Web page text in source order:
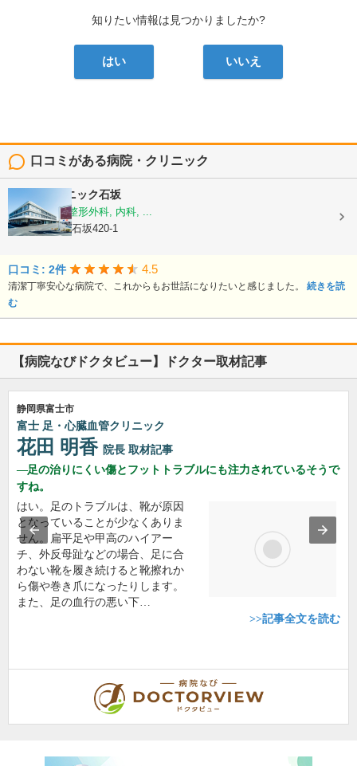
知りたい情報は見つかりましたか?
はい いいえ
口コミがある病院・クリニック
ももはクリニック石坂
脳神経外科, 整形外科, 内科, ...
静岡県富士市石坂420-1
口コミ: 2件 4.5
清潔丁寧安心な病院で、これからもお世話になりたいと感じました。 続きを読
む
【病院なびドクタビュー】ドクター取材記事
静岡県富士市
富士 足・心臓血管クリニック
花田 明香 院長 取材記事
足の治りにくい傷とフットトラブルにも注力されているそうで
すね。
はい。足のトラブルは、靴が原因
となっていることが少なくありま
せん。扁平足や甲高のハイアー
チ、外反母趾などの場合、足に合
わない靴を履き続けると靴擦れか
ら傷や巻き爪になったりします。
また、足の血行の悪い下…
>>記事全文を読む